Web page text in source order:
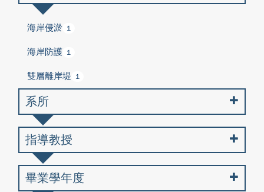
海岸侵淤 1
海岸防護 1
雙層離岸堤 1
系所
指導教授
畢業學年度